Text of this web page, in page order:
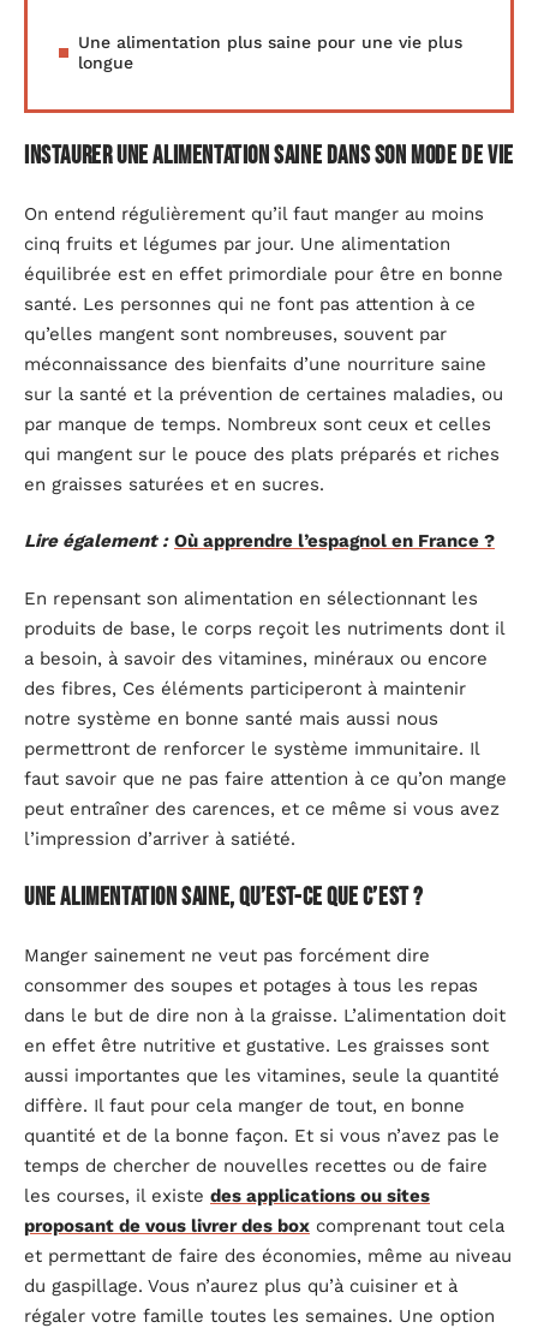
Une alimentation plus saine pour une vie plus
longue
Instaurer une alimentation saine dans son mode de vie
On entend régulièrement qu’il faut manger au moins
cinq fruits et légumes par jour. Une alimentation
équilibrée est en effet primordiale pour être en bonne
santé. Les personnes qui ne font pas attention à ce
qu’elles mangent sont nombreuses, souvent par
méconnaissance des bienfaits d’une nourriture saine
sur la santé et la prévention de certaines maladies, ou
par manque de temps. Nombreux sont ceux et celles
qui mangent sur le pouce des plats préparés et riches
en graisses saturées et en sucres.
Lire également : Où apprendre l’espagnol en France ?
En repensant son alimentation en sélectionnant les
produits de base, le corps reçoit les nutriments dont il
a besoin, à savoir des vitamines, minéraux ou encore
des fibres, Ces éléments participeront à maintenir
notre système en bonne santé mais aussi nous
permettront de renforcer le système immunitaire. Il
faut savoir que ne pas faire attention à ce qu’on mange
peut entraîner des carences, et ce même si vous avez
l’impression d’arriver à satiété.
Une alimentation saine, qu’est-ce que c’est ?
Manger sainement ne veut pas forcément dire
consommer des soupes et potages à tous les repas
dans le but de dire non à la graisse. L’alimentation doit
en effet être nutritive et gustative. Les graisses sont
aussi importantes que les vitamines, seule la quantité
diffère. Il faut pour cela manger de tout, en bonne
quantité et de la bonne façon. Et si vous n’avez pas le
temps de chercher de nouvelles recettes ou de faire
les courses, il existe des applications ou sites
proposant de vous livrer des box comprenant tout cela
et permettant de faire des économies, même au niveau
du gaspillage. Vous n’aurez plus qu’à cuisiner et à
régaler votre famille toutes les semaines. Une option